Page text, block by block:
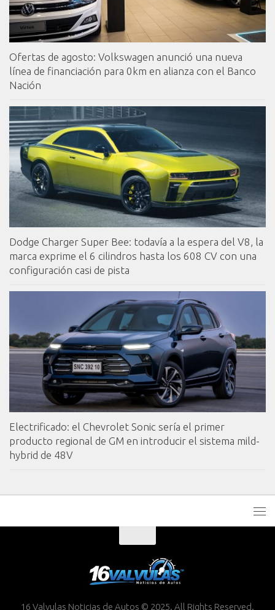
Ofertas de agosto: Volkswagen anunció una nueva
línea de financiación para 0km en alianza con el Banco
Nación
Dodge Charger Super Bee: todavía a la espera del V8, la
marca exprime el 6 cilindros hasta los 608 CV con una
configuración casi de pista
Electrificado: el Chevrolet Sonic sería el primer
producto regional de GM en introducir el sistema mild-
hybrid de 48V
16 Valvulas Noticias de Autos © 2025. All Rights Reserved.